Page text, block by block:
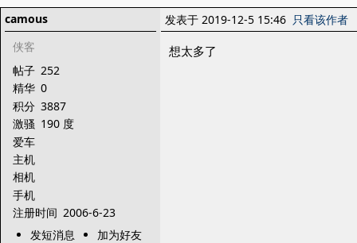
camous
侠客
帖子 252
精华 0
积分 3887
激骚 190 度
爱车
主机
相机
手机
注册时间 2006-6-23
发短消息
加为好友
发表于 2019-12-5 15:46 只看该作者
想太多了